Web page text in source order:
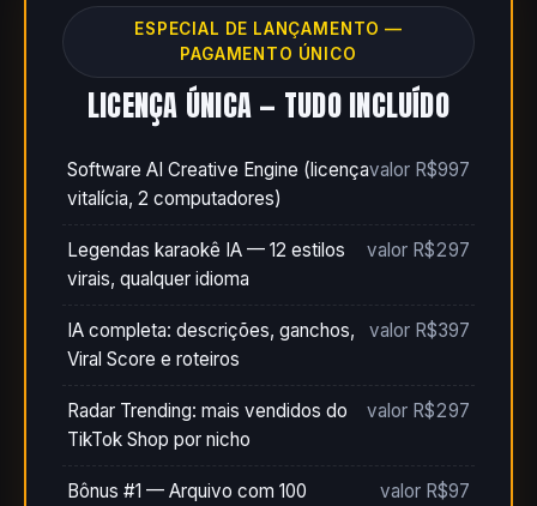
ESPECIAL DE LANÇAMENTO —
PAGAMENTO ÚNICO
LICENÇA ÚNICA — TUDO INCLUÍDO
Software AI Creative Engine (licença
vitalícia, 2 computadores)
valor R$997
Legendas karaokê IA — 12 estilos
virais, qualquer idioma
valor R$297
IA completa: descrições, ganchos,
Viral Score e roteiros
valor R$397
Radar Trending: mais vendidos do
TikTok Shop por nicho
valor R$297
Bônus #1 — Arquivo com 100 valor R$97